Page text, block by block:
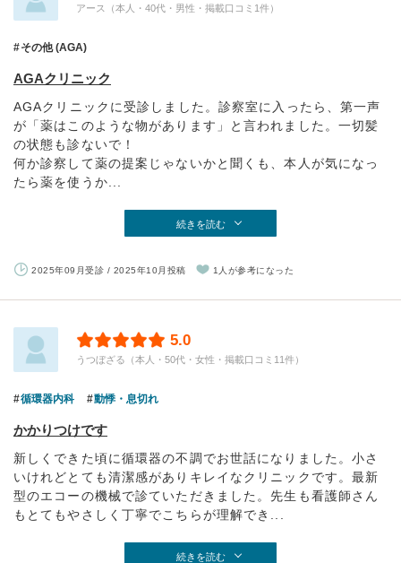
アース（本人・40代・男性・掲載口コミ1件）
その他 (AGA)
AGAクリニック
AGAクリニックに受診しました。診察室に入ったら、第一声
が「薬はこのような物があります」と言われました。一切髪
の状態も診ないで！
何か診察して薬の提案じゃないかと聞くも、本人が気になっ
たら薬を使うか...
続きを読む
2025年09月受診 / 2025年10月投稿 1人が参考になった
5.0
うつぼざる（本人・50代・女性・掲載口コミ11件）
循環器内科 動悸・息切れ
かかりつけです
新しくできた頃に循環器の不調でお世話になりました。小さ
いけれどとても清潔感がありキレイなクリニックです。最新
型のエコーの機械で診ていただきました。先生も看護師さん
もとてもやさしく丁寧でこちらが理解でき...
続きを読む